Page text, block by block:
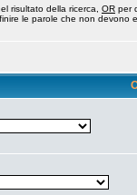
risultato della ricerca, OR per
le parole che non devono